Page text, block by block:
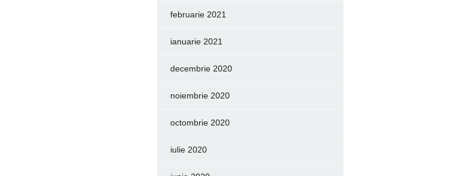
februarie 2021
ianuarie 2021
decembrie 2020
noiembrie 2020
octombrie 2020
iulie 2020